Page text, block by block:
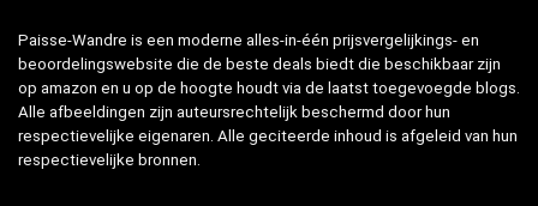
Paisse-Wandre is een moderne alles-in-één prijsvergelijkings- en
beoordelingswebsite die de beste deals biedt die beschikbaar zijn
op amazon en u op de hoogte houdt via de laatst toegevoegde blogs.
Alle afbeeldingen zijn auteursrechtelijk beschermd door hun
respectievelijke eigenaren. Alle geciteerde inhoud is afgeleid van hun
respectievelijke bronnen.